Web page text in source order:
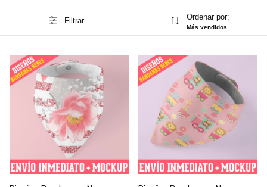
Filtrar Ordenar por:
Más vendidos